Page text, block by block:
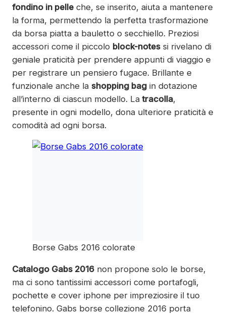
fondino in pelle che, se inserito, aiuta a mantenere
la forma, permettendo la perfetta trasformazione
da borsa piatta a bauletto o secchiello. Preziosi
accessori come il piccolo block-notes si rivelano di
geniale praticità per prendere appunti di viaggio e
per registrare un pensiero fugace. Brillante e
funzionale anche la shopping bag in dotazione
all’interno di ciascun modello. Latracolla,
presente in ogni modello, dona ulteriore praticità e
comodità ad ogni borsa.
Borse Gabs 2016 colorate
Catalogo Gabs 2016 non propone solo le borse,
ma ci sono tantissimi accessori come portafogli,
pochette e cover iphone per impreziosire il tuo
telefonino. Gabs borse collezione 2016 porta